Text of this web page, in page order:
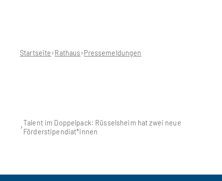
hier:Startseite Rathaus Pressemeldungen
Talent im Doppelpack: Rüsselsheim hat zwei neue
Förderstipendiat*innen